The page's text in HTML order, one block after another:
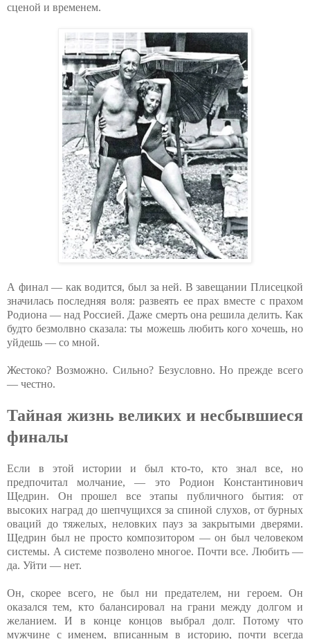
сценой и временем.
А финал — как водится, был за ней. В завещании Плисецкой
значилась последняя воля: развеять ее прах вместе с прахом
Родиона — над Россией. Даже смерть она решила делить. Как
будто безмолвно сказала: ты можешь любить кого хочешь, но
уйдешь — со мной.
Жестоко? Возможно. Сильно? Безусловно. Но прежде всего
— честно.
Тайная жизнь великих и несбывшиеся
финалы
Если в этой истории и был кто-то, кто знал все, но
предпочитал молчание, — это Родион Константинович
Щедрин. Он прошел все этапы публичного бытия: от
высоких наград до шепчущихся за спиной слухов, от бурных
оваций до тяжелых, неловких пауз за закрытыми дверями.
Щедрин был не просто композитором — он был человеком
системы. А системе позволено многое. Почти все. Любить —
да. Уйти — нет.
Он, скорее всего, не был ни предателем, ни героем. Он
оказался тем, кто балансировал на грани между долгом и
желанием. И в конце концов выбрал долг. Потому что
мужчине с именем, вписанным в историю, почти всегда